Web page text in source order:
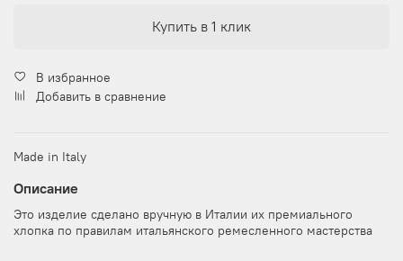
Купить в 1 клик
В избранное
Добавить в сравнение
Made in Italy
Описание
Это изделие сделано вручную в Италии их премиального
хлопка по правилам итальянского ремесленного мастерства